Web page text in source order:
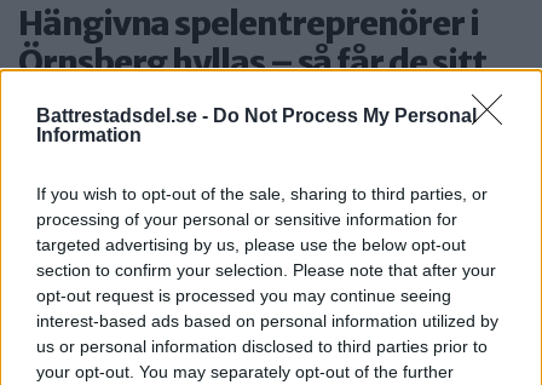
Battrestadsdel.se - Do Not Process My Personal
Information
If you wish to opt-out of the sale, sharing to third parties, or
processing of your personal or sensitive information for
targeted advertising by us, please use the below opt-out
section to confirm your selection. Please note that after your
opt-out request is processed you may continue seeing
interest-based ads based on personal information utilized by
us or personal information disclosed to third parties prior to
your opt-out. You may separately opt-out of the further
Hängivna spelentreprenörer i
Örnsberg hyllas – så får de sitt
företag att växa
ÅRETS LOKALA FÖRETAG
att växa och […]
Publicerad 08:27, 12 december 2021
Spelbutik öppnar i Örnsberg
ÖRNSBERG